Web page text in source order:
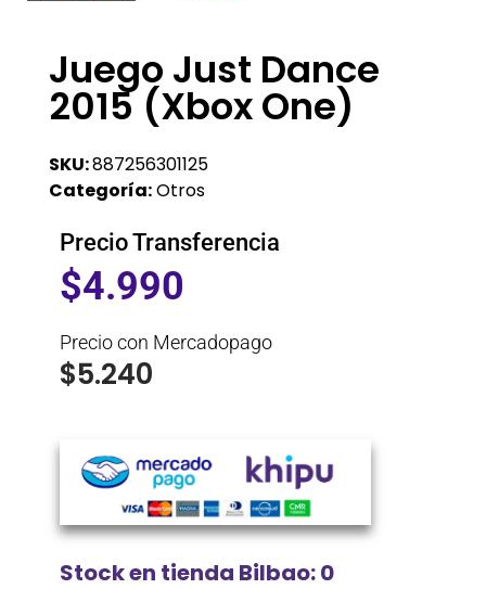
Juego Just Dance
2015 (Xbox One)
SKU:887256301125
Categoría:Otros
Precio Transferencia
$4.990
Precio con Mercadopago
$5.240
Stock en tienda Bilbao: 0